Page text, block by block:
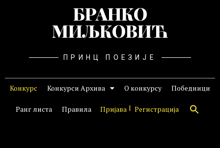
БРАНКО
МИЉКОВИЋ
ПРИНЦ ПОЕЗИЈЕ
Конкурс Конкурси Архива О конкурсу Победници
Ранг листа Правила Пријава Регистрација